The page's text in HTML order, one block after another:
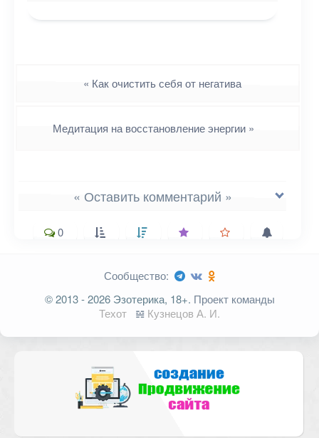
« Как очистить себя от негатива
Медитация на восстановление энергии »
« Оставить комментарий »
Ваш адрес email не будет
опубликован.
Обязательные поля
Комментарий
0
Сообщество:
© 2013 - 2026 Эзотерика, 18+. Проект команды
Техот
𝌴 Кузнецов А. И.